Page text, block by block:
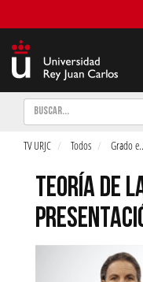
Buscar
TV URJC Todos Grado e
TEORÍA DE